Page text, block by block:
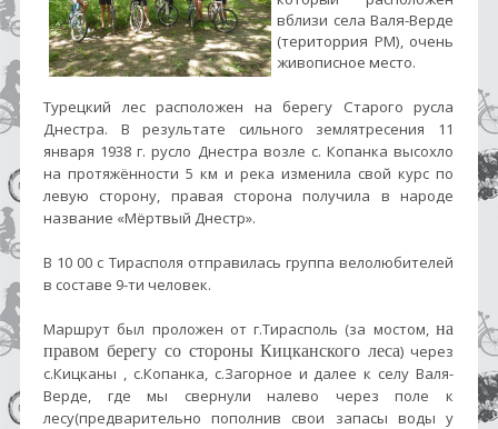
вблизи села Валя-Верде
(територрия РМ), очень
живописное место.
Турецкий лес расположен на берегу Старого русла
Днестра. Врезультате сильного землятресения 11
января 1938 г.русло Днестра возле с. Копанка высохло
на протяжённости 5 км и река изменила свой курс по
левую сторону, правая сторона получила в народе
название «Мёртвый Днестр».
В 10 00 с Тирасполя отправилась группа велолюбителей
в составе 9-ти человек.
Маршрут был проложен от г.Тирасполь (за мостом, на
правом берегу со стороны Кицканского леса) через
с.Кицканы , с.Копанка, с.Загорное и далее к селу Валя-
Верде, где мы свернули налево через поле к
лесу(предварительно пополнив свои запасы воды у